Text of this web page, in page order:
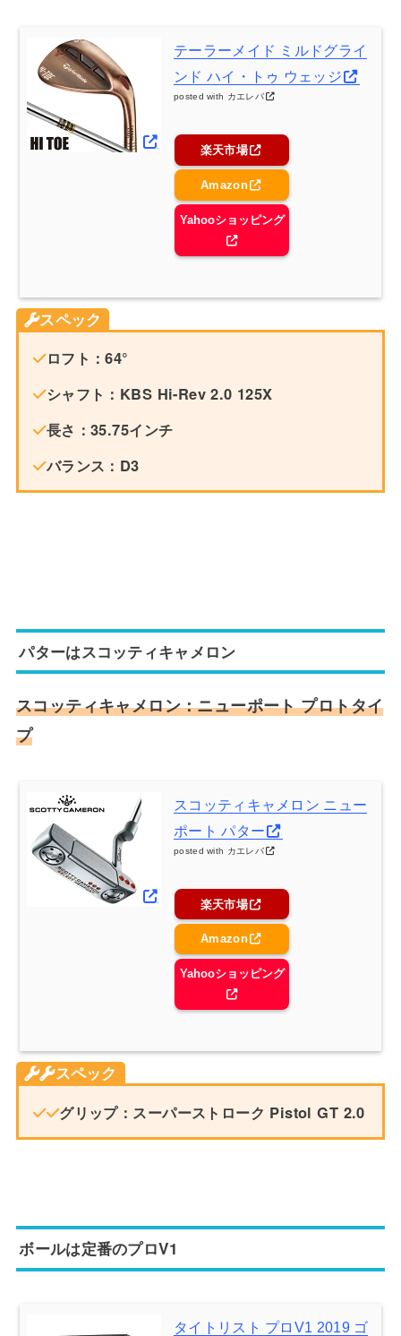
テーラーメイド ミルドグライ
ンド ハイ・トゥ ウェッジ
posted with カエレバ
楽天市場
Amazon
Yahooショッピング
スペック
ロフト：64°
シャフト：KBS Hi-Rev 2.0 125X
長さ：35.75インチ
バランス：D3
パターはスコッティキャメロン
スコッティキャメロン：ニューポート プロトタイ
プ
スコッティキャメロン ニュー
ポート パター
posted with カエレバ
楽天市場
Amazon
Yahooショッピング
スペック
グリップ：スーパーストローク Pistol GT 2.0
ボールは定番のプロV1
タイトリスト プロV1 2019 ゴ